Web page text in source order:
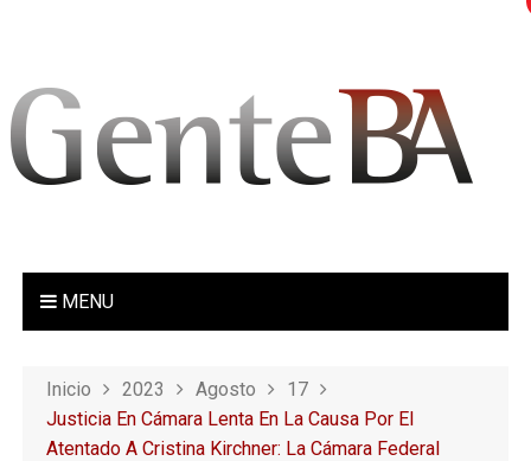
MENU
Inicio 2023 Agosto
17
Justicia En Cámara Lenta En La Causa Por El
Atentado A Cristina Kirchner: La Cámara Federal